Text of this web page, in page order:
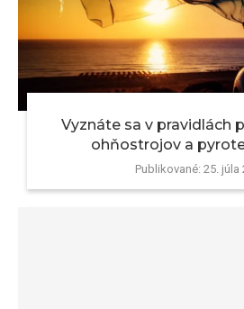
Vyznáte sa v pravidlách
ohňostrojov a
Publikované: 25. júla